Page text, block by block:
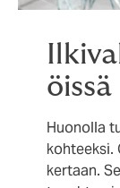
öissä
Huonolla
kohteeksi.
kertaan.